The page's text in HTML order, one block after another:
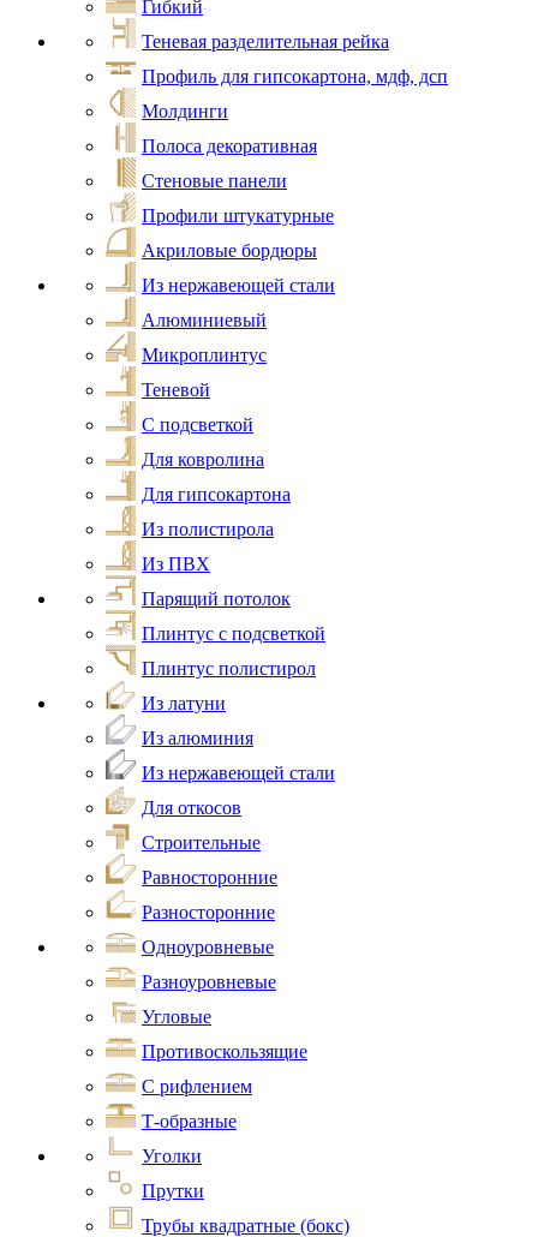
Гибкий
Теневая разделительная рейка
Профиль для гипсокартона, мдф, дсп
Молдинги
Полоса декоративная
Стеновые панели
Профили штукатурные
Акриловые бордюры
Из нержавеющей стали
Алюминиевый
Микроплинтус
Теневой
С подсветкой
Для ковролина
Для гипсокартона
Из полистирола
Из ПВХ
Парящий потолок
Плинтус с подсветкой
Плинтус полистирол
Из латуни
Из алюминия
Из нержавеющей стали
Для откосов
Строительные
Равносторонние
Разносторонние
Одноуровневые
Разноуровневые
Угловые
Противоскользящие
С рифлением
Т-образные
Уголки
Прутки
Трубы квадратные (бокс)